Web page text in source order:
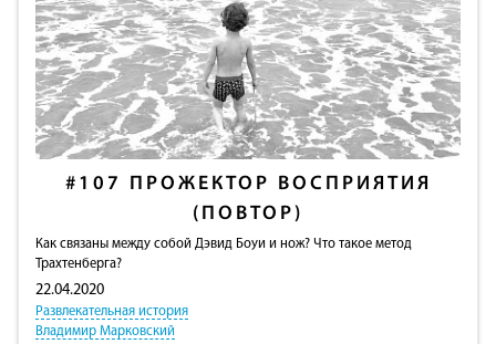
#107 ПРОЖЕКТОР ВОСПРИЯТИЯ
(ПОВТОР)
Как связаны между собой Дэвид Боуи и нож? Что такое метод
Трахтенберга?
22.04.2020
Развлекательная история
Владимир Марковский